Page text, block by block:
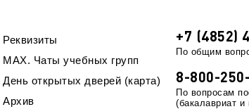
Реквизиты
МАХ. Чаты учебных групп
День открытых дверей (карта)
Архив
+7 (4852)
По общим
8-800-
По вопросам
(бакалавриат и